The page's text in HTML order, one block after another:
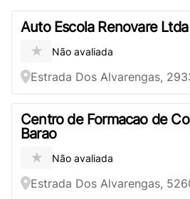
Auto Escola Renovare Ltda
★ Não avaliada
Estrada Dos Alvarengas,
Centro de Formacao de
Barao
★ Não avaliada
Estrada Dos Alvarengas,